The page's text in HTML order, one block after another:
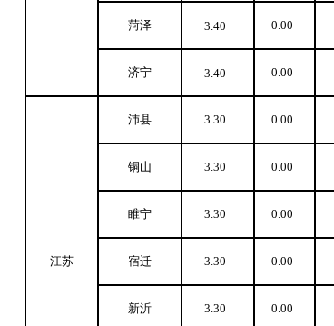
菏泽 3.40 0.00
济宁 3.40 0.00
江苏
沛县 3.30 0.00
铜山 3.30 0.00
睢宁 3.30 0.00
宿迁 3.30 0.00
新沂 3.30 0.00